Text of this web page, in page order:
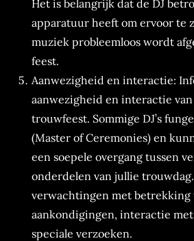
Het is belangrijk dat de DJ
apparatuur heeft om ervoor te
muziek probleemloos wordt
feest.
Aanwezigheid en interactie:
aanwezigheid en interactie
trouwfeest. Sommige DJ’s
(Master of Ceremonies) en
een soepele overgang tussen
onderdelen van jullie
verwachtingen met betrekking
aankondigingen, interactie
speciale verzoeken.